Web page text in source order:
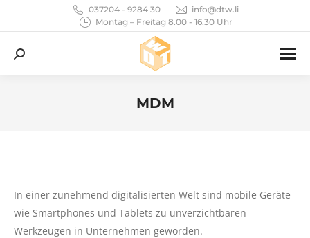
037204 - 9284 30
info@dtw.li
Montag – Freitag 8.00 - 16.30 Uhr
Search:
MDM
In einer zunehmend digitalisierten Welt sind mobile Geräte
wie Smartphones und Tablets zu unverzichtbaren
Werkzeugen in Unternehmen geworden.